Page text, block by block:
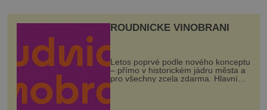
ROUDNICKÉ VINOBRANÍ
Letos poprvé podle nového konceptu
– přímo v historickém jádru města a
pro všechny zcela zdarma. Hlavní
program se odehraje na Karlově a
mohou těšit na víno, burčák, pes...